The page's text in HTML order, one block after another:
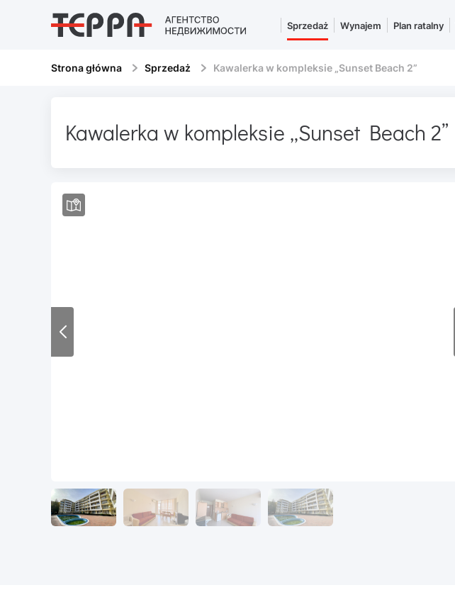
Sprzedaż Wynajem Plan ratalny
Strona główna Sprzedaż Kawalerka w kompleksie „Sunset Beach 2”
Kawalerka w kompleksie „Sunset Beach 2”